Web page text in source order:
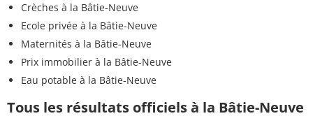
Crèches à la Bâtie-Neuve
Ecole privée à la Bâtie-Neuve
Maternités à la Bâtie-Neuve
Prix immobilier à la Bâtie-Neuve
Eau potable à la Bâtie-Neuve
Tous les résultats officiels à la Bâtie-Neuve